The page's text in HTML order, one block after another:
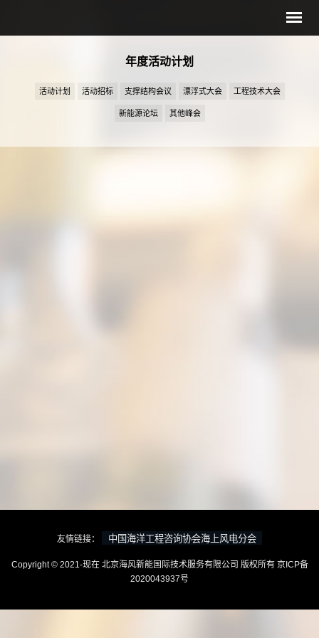
年度活动计划
活动计划 活动招标 支撑结构会议 漂浮式大会 工程技术大会
新能源论坛 其他峰会
友情链接：
Copyright © 2021-现在 北京海风新能国际技术服务有限公司 版权所有 京ICP备
2020043937号